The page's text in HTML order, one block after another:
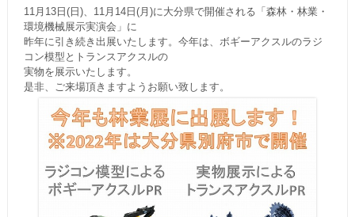
11月13日(日)、11月14日(月)に大分県で開催される「森林・林業・
環境機械展示実演会」に
昨年に引き続き出展いたします。今年は、ボギーアクスルのラジ
コン模型とトランスアクスルの
実物を展示いたします。
是非、ご来場頂きますようお願い致します。